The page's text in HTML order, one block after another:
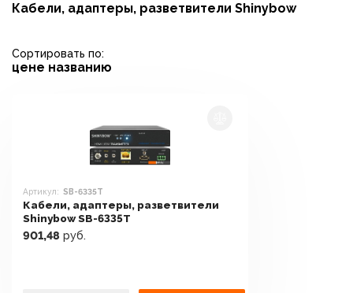
Кабели, адаптеры, разветвители Shinybow
Сортировать по:
цене названию
Артикул: SB-6335T
Кабели, адаптеры, разветвители
Shinybow SB-6335T
901,48 руб.